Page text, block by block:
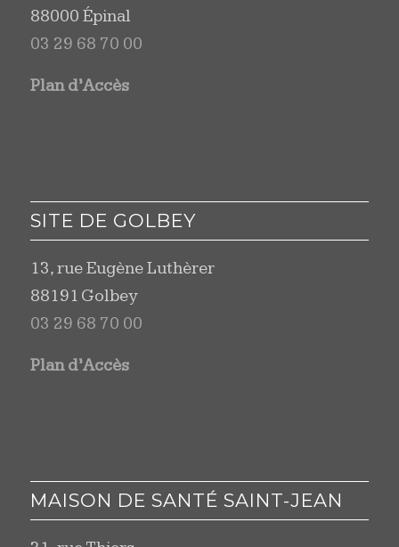
88000 Épinal
03 29 68 70 00
Plan d’Accès
SITE DE GOLBEY
13, rue Eugène Luthèrer
88191 Golbey
03 29 68 70 00
Plan d’Accès
MAISON DE SANTÉ SAINT-JEAN